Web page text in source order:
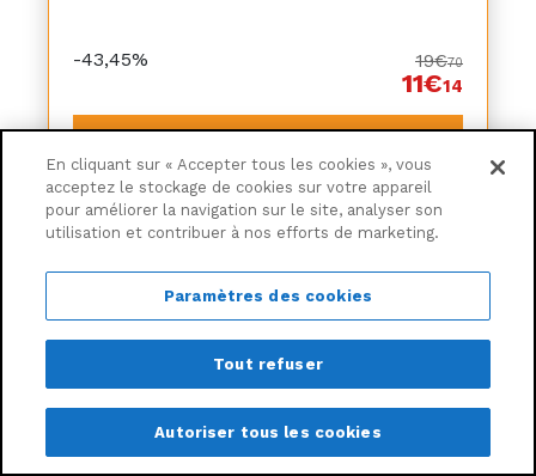
-43,45% 19€70
11€14
Livraison à partir de6,30€
En cliquant sur « Accepter tous les cookies », vous
acceptez le stockage de cookies sur votre appareil
pour améliorer la navigation sur le site, analyser son
utilisation et contribuer à nos efforts de marketing.
Paramètres des cookies
Tout refuser
Autoriser tous les cookies